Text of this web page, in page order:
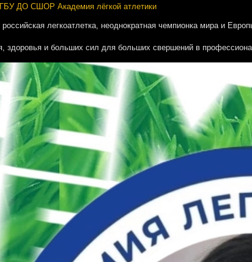
ДО СШОР Академия лёгкой атлетики
легкоатлетка, неоднократная чемпионка мира и
здоровья и больших сил для больших свершений в